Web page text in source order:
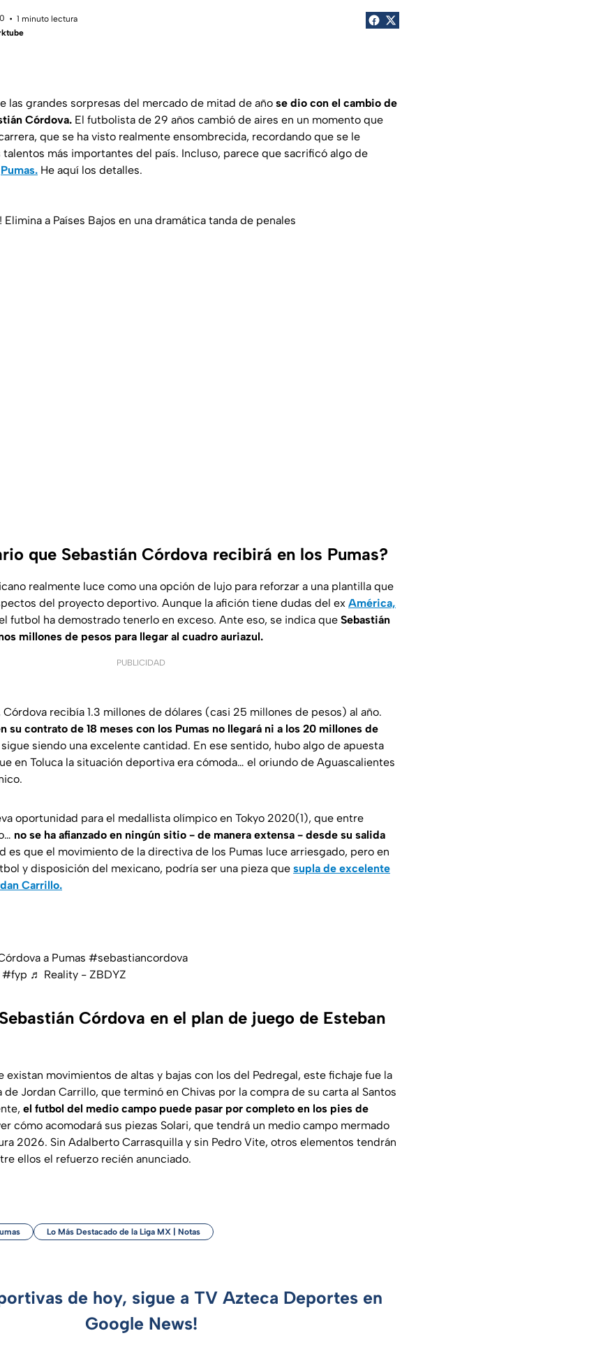
1 minuto lectura
las grandes sorpresas del mercado de mitad de año se dio con el cambio de
Córdova. El futbolista de 29 años cambió de aires en un momento que
que se ha visto realmente ensombrecida, recordando que se le
más importantes del país. Incluso, parece que sacrificó algo de
Pumas. He aquí los detalles.
Elimina a Países Bajos en una dramática tanda de penales
que Sebastián Córdova recibirá en los Pumas?
realmente luce como una opción de lujo para reforzar a una plantilla que
del proyecto deportivo. Aunque la afición tiene dudas del ex América,
futbol ha demostrado tenerlo en exceso. Ante eso, se indica que Sebastián
millones de pesos para llegar al cuadro auriazul.
PUBLICIDAD
recibía 1.3 millones de dólares (casi 25 millones de pesos) al año.
su contrato de 18 meses con los Pumas no llegará ni a los 20 millones de
siendo una excelente cantidad. En ese sentido, hubo algo de apuesta
en Toluca la situación deportiva era cómoda… el oriundo de Aguascalientes
oportunidad para el medallista olímpico en Tokyo 2020(1), que entre
no se ha afianzado en ningún sitio - de manera extensa - desde su salida
es que el movimiento de la directiva de los Pumas luce arriesgado, pero en
y disposición del mexicano, podría ser una pieza que supla de excelente
Carrillo.
a Pumas #sebastiancordova
#fyp ♬ Reality - ZBDYZ
Córdova en el plan de juego de Esteban
movimientos de altas y bajas con los del Pedregal, este fichaje fue la
de Jordan Carrillo, que terminó en Chivas por la compra de su carta al Santos
el futbol del medio campo puede pasar por completo en los pies de
cómo acomodará sus piezas Solari, que tendrá un medio campo mermado
2026. Sin Adalberto Carrasquilla y sin Pedro Vite, otros elementos tendrán
ellos el refuerzo recién anunciado.
Lo Más Destacado de la Liga MX | Notas
de hoy, sigue a TV Azteca Deportes en
Google News!